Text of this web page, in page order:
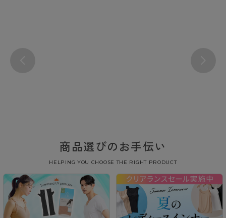
商品選びのお手伝い
HELPING YOU CHOOSE THE RIGHT PRODUCT